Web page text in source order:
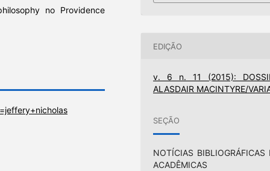
no Providence
EDIÇÃO
v. 6 n. 11 (2015):
ALASDAIR MACINTYRE/
SEÇÃO
NOTÍCIAS BIBLIOGRÁFICAS
ACADÊMICAS